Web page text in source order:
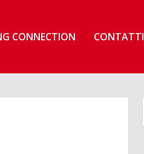
CONNECTION CONTATTI